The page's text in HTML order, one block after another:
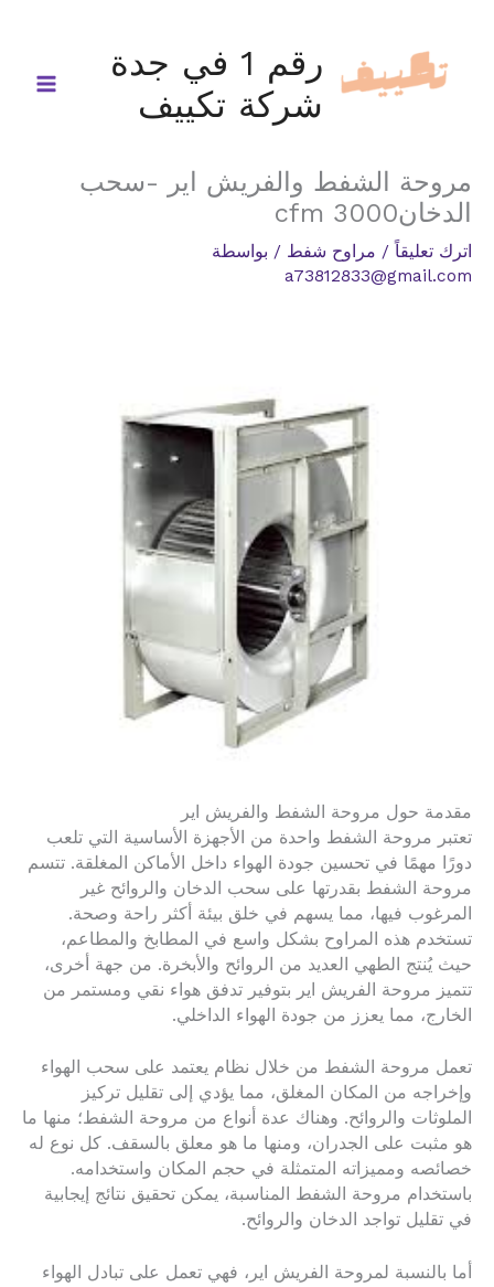
المحتوى
رقم 1 في جدة
شركة تكييف
مروحة الشفط والفريش اير -سحب
الدخان3000 cfm
اترك تعليقاً / مراوح شفط / بواسطة
a73812833@gmail.com
مقدمة حول مروحة الشفط والفريش اير
تعتبر مروحة الشفط واحدة من الأجهزة الأساسية التي تلعب
دورًا مهمًا في تحسين جودة الهواء داخل الأماكن المغلقة. تتسم
مروحة الشفط بقدرتها على سحب الدخان والروائح غير
المرغوب فيها، مما يسهم في خلق بيئة أكثر راحة وصحة.
تستخدم هذه المراوح بشكل واسع في المطابخ والمطاعم،
حيث يُنتج الطهي العديد من الروائح والأبخرة. من جهة أخرى،
تتميز مروحة الفريش اير بتوفير تدفق هواء نقي ومستمر من
الخارج، مما يعزز من جودة الهواء الداخلي.
تعمل مروحة الشفط من خلال نظام يعتمد على سحب الهواء
وإخراجه من المكان المغلق، مما يؤدي إلى تقليل تركيز
الملوثات والروائح. وهناك عدة أنواع من مروحة الشفط؛ منها ما
هو مثبت على الجدران، ومنها ما هو معلق بالسقف. كل نوع له
خصائصه ومميزاته المتمثلة في حجم المكان واستخدامه.
باستخدام مروحة الشفط المناسبة، يمكن تحقيق نتائج إيجابية
في تقليل تواجد الدخان والروائح.
أما بالنسبة لمروحة الفريش اير، فهي تعمل على تبادل الهواء